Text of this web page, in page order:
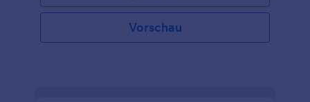
demografische Umfrage jetzt zu starten! Oder Sie
erstellen Ihre eigene Online-Umfrage von Grund
Vorschau